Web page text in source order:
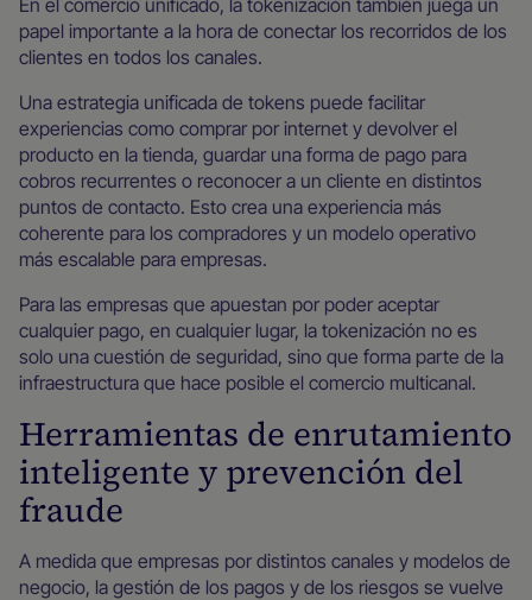
En el comercio unificado, la tokenización también juega un
papel importante a la hora de conectar los recorridos de los
clientes en todos los canales.
Una estrategia unificada de tokens puede facilitar
experiencias como comprar por internet y devolver el
producto en la tienda, guardar una forma de pago para
cobros recurrentes o reconocer a un cliente en distintos
puntos de contacto. Esto crea una experiencia más
coherente para los compradores y un modelo operativo
más escalable para empresas.
Para las empresas que apuestan por poder aceptar
cualquier pago, en cualquier lugar, la tokenización no es
solo una cuestión de seguridad, sino que forma parte de la
infraestructura que hace posible el comercio multicanal.
Herramientas de enrutamiento
inteligente y prevención del
fraude
A medida que empresas por distintos canales y modelos de
negocio, la gestión de los pagos y de los riesgos se vuelve